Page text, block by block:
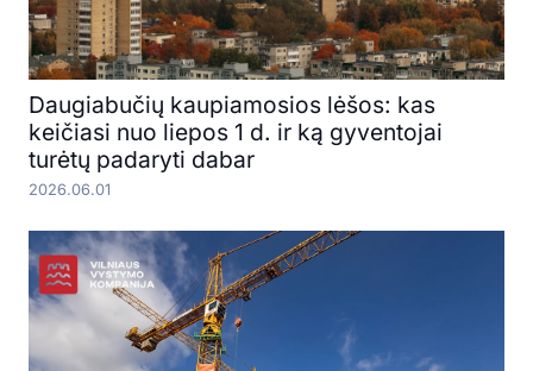
Daugiabučių kaupiamosios lėšos: kas
keičiasi nuo liepos 1 d. ir ką gyventojai
turėtų padaryti dabar
2026.06.01